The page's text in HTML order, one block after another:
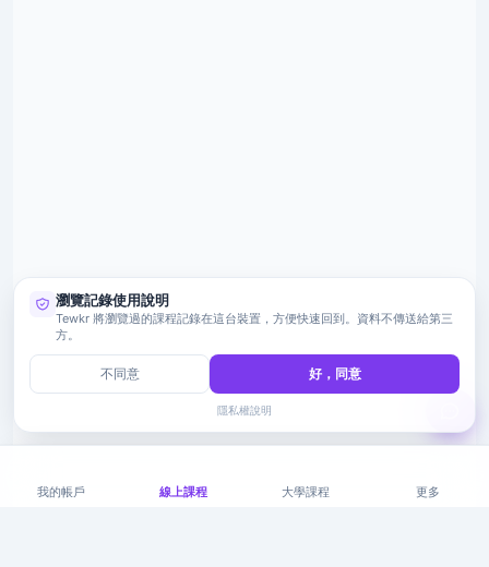
我的帳戶 線上課程 大學課程 更多
瀏覽記錄使用說明
Tewkr 將瀏覽過的課程記錄在這台裝置，方便快速回到。資料不傳送給第三
方。
不同意 好，同意
隱私權說明